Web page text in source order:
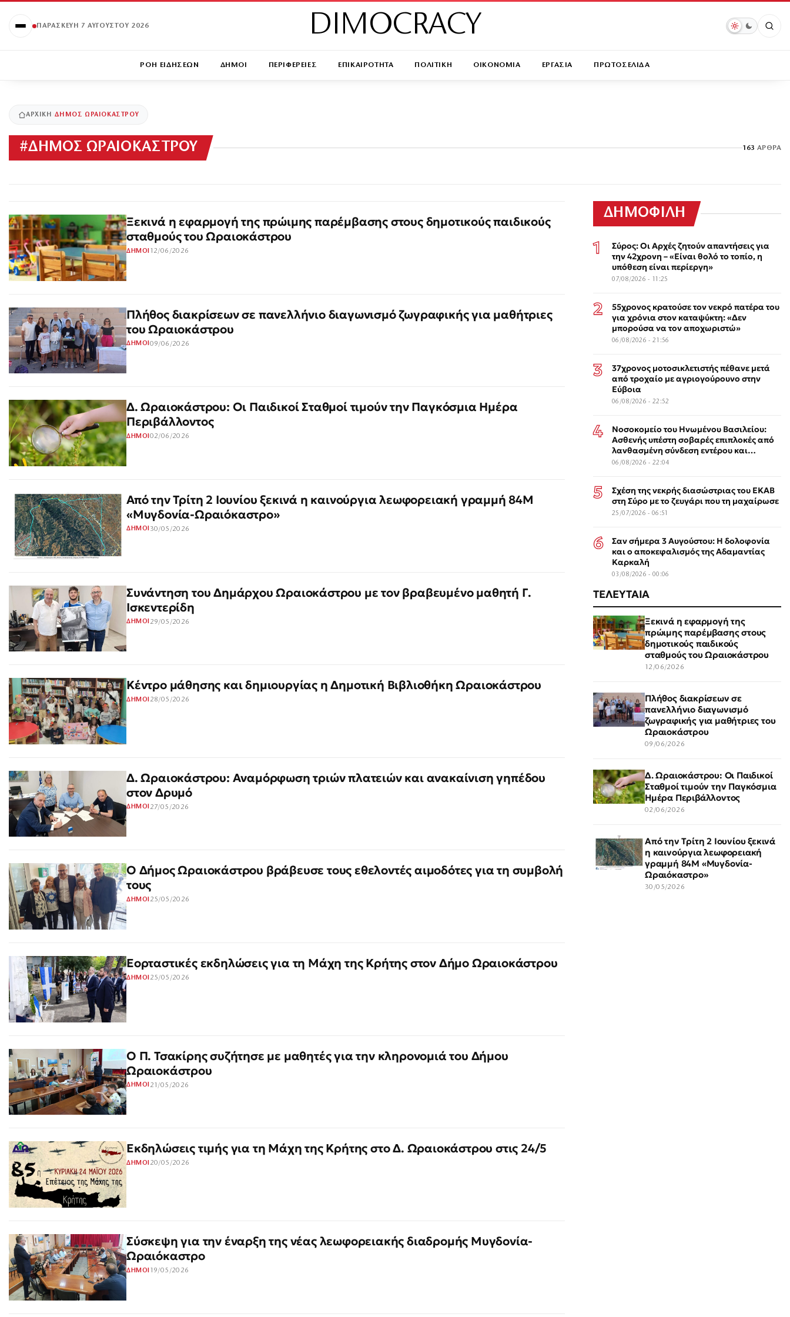
ΠΑΡΑΣΚΕΥΉ 7 ΑΥΓΟΎΣΤΟΥ 2026 DIMOCRACY
ΡΟΗ ΕΙΔΗΣΕΩΝ ΔΗΜΟΙ ΠΕΡΙΦΕΡΕΙΕΣ ΕΠΙΚΑΙΡΟΤΗΤΑ ΠΟΛΙΤΙΚΗ ΟΙΚΟΝΟΜΙΑ ΕΡΓΑΣΙΑ ΠΡΩΤΟΣΕΛΙΔΑ
ΑΡΧΙΚΉ ΔΗΜΟΣ ΩΡΑΙΟΚΑΣΤΡΟΥ
#ΔΗΜΟΣ ΩΡΑΙΟΚΑΣΤΡΟΥ 163 ΆΡΘΡΑ
Ξεκινά η εφαρμογή της πρώιμης παρέμβασης στους δημοτικούς παιδικούς
σταθμούς του Ωραιοκάστρου
ΔΗΜΟΙ 12/06/2026
Πλήθος διακρίσεων σε πανελλήνιο διαγωνισμό ζωγραφικής για μαθήτριες
του Ωραιοκάστρου
ΔΗΜΟΙ 09/06/2026
Δ. Ωραιοκάστρου: Οι Παιδικοί Σταθμοί τιμούν την Παγκόσμια Ημέρα
Περιβάλλοντος
ΔΗΜΟΙ 02/06/2026
Από την Τρίτη 2 Ιουνίου ξεκινά η καινούργια λεωφορειακή γραμμή 84Μ
«Μυγδονία-Ωραιόκαστρο»
ΔΗΜΟΙ30/05/2026
Συνάντηση του Δημάρχου Ωραιοκάστρου με τον βραβευμένο μαθητή Γ.
Ισκεντερίδη
ΔΗΜΟΙ 29/05/2026
Κέντρο μάθησης και δημιουργίας η Δημοτική Βιβλιοθήκη Ωραιοκάστρου
ΔΗΜΟΙ 28/05/2026
Δ. Ωραιοκάστρου: Αναμόρφωση τριών πλατειών και ανακαίνιση γηπέδου
στον Δρυμό
ΔΗΜΟΙ27/05/2026
Ο Δήμος Ωραιοκάστρου βράβευσε τους εθελοντές αιμοδότες για τη συμβολή
τους
ΔΗΜΟΙ 25/05/2026
Εορταστικές εκδηλώσεις για τη Μάχη της Κρήτης στον Δήμο Ωραιοκάστρου
ΔΗΜΟΙ 25/05/2026
Ο Π. Τσακίρης συζήτησε με μαθητές για την κληρονομιά του Δήμου
Ωραιοκάστρου
ΔΗΜΟΙ21/05/2026
Εκδηλώσεις τιμής για τη Μάχη της Κρήτης στο Δ. Ωραιοκάστρου στις 24/5
ΔΗΜΟΙ 20/05/2026
Σύσκεψη για την έναρξη της νέας λεωφορειακής διαδρομής Μυγδονία-
Ωραιόκαστρο
ΔΗΜΟΙ 19/05/2026
ΔΗΜΟΦΙΛΗ
Σύρος: Οι Αρχές ζητούν απαντήσεις για
την 42χρονη – «Είναι θολό το τοπίο, η
υπόθεση είναι περίεργη»
07/08/2026 - 11:25
55χρονος κρατούσε τον νεκρό πατέρα του
για χρόνια στον καταψύκτη: «Δεν
μπορούσα να τον αποχωριστώ»
06/08/2026 - 21:56
37χρονος μοτοσικλετιστής πέθανε μετά
από τροχαίο με αγριογούρουνο στην
Εύβοια
06/08/2026 - 22:52
Νοσοκομείο του Ηνωμένου Βασιλείου:
Ασθενής υπέστη σοβαρές επιπλοκές από
λανθασμένη σύνδεση εντέρου και
στομάχου
06/08/2026 - 22:04
Σχέση της νεκρής διασώστριας του ΕΚΑΒ
στη Σύρο με το ζευγάρι που τη μαχαίρωσε
25/07/2026 - 06:51
Σαν σήμερα 3 Αυγούστου: Η δολοφονία
και ο αποκεφαλισμός της Αδαμαντίας
Καρκαλή
03/08/2026 - 00:06
ΤΕΛΕΥΤΑΙΑ
Ξεκινά η εφαρμογή της
πρώιμης παρέμβασης στους
δημοτικούς παιδικούς
σταθμούς του Ωραιοκάστρου
12/06/2026
Πλήθος διακρίσεων σε
πανελλήνιο διαγωνισμό
ζωγραφικής για μαθήτριες του
Ωραιοκάστρου
09/06/2026
Δ. Ωραιοκάστρου: Οι Παιδικοί
Σταθμοί τιμούν την Παγκόσμια
Ημέρα Περιβάλλοντος
02/06/2026
Από την Τρίτη 2 Ιουνίου ξεκινά
η καινούργια λεωφορειακή
γραμμή 84Μ «Μυγδονία-
Ωραιόκαστρο»
30/05/2026